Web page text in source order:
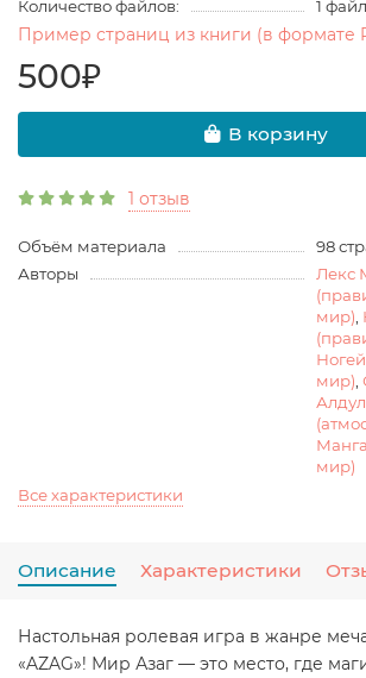
Количество файлов:
1
Пример страниц из книги (в формате
500₽
В корзину
1 отзыв
Объём материала
98
Авторы
Лекс
мир)
мир)
мир)
Все характеристики
Описание Характеристики
Настольная ролевая игра в жанре
«AZAG»! Мир Азаг — это место, где